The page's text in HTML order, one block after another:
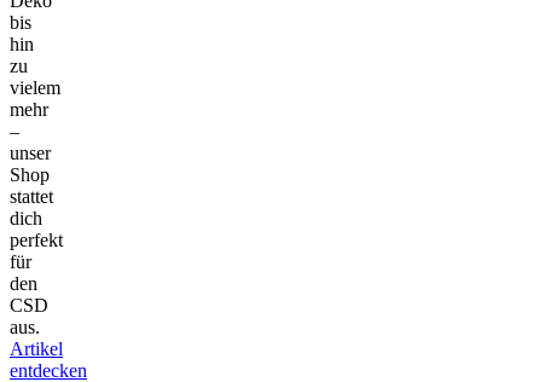
bis
hin
zu
vielem
mehr
–
unser
Shop
stattet
dich
perfekt
für
den
CSD
aus.
Artikel
entdecken